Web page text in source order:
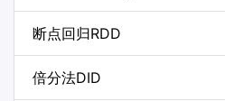
断点回归RDD
倍分法DID